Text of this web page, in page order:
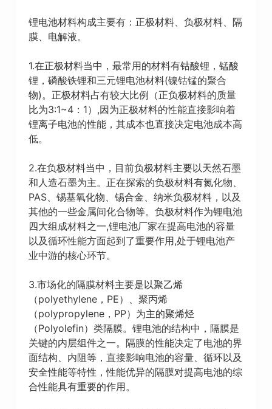
锂电池材料构成主要有：正极材料、负极材料、隔
膜、电解液。
1.在正极材料当中，最常用的材料有钴酸锂，锰酸
锂，磷酸铁锂和三元锂电池材料(镍钴锰的聚合
物)。正极材料占有较大比例（正负极材料的质量
比为3:1~4：1）,因为正极材料的性能直接影响着
锂离子电池的性能，其成本也直接决定电池成本高
低。
2.在负极材料当中，目前负极材料主要以天然石墨
和人造石墨为主。正在探索的负极材料有氮化物、
PAS、锡基氧化物、锡合金、纳米负极材料，以及
其他的一些金属间化合物等。负极材料作为锂电池
四大组成材料之一,锂电池厂家在提高电池的容量
以及循环性能方面起到了重要作用,处于锂电池产
业中游的核心环节。
3.市场化的隔膜材料主要是以聚乙烯
（polyethylene，PE）、聚丙烯
（polypropylene，PP）为主的聚烯烃
（Polyolefin）类隔膜。锂电池的结构中，隔膜是
关键的内层组件之一。隔膜的性能决定了电池的界
面结构、内阻等，直接影响电池的容量、循环以及
安全性能等特性，性能优异的隔膜对提高电池的综
合性能具有重要的作用。